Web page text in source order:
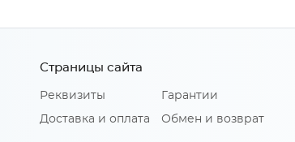
Страницы сайта
Реквизиты
Доставка и оплата
Гарантии
Обмен и возврат